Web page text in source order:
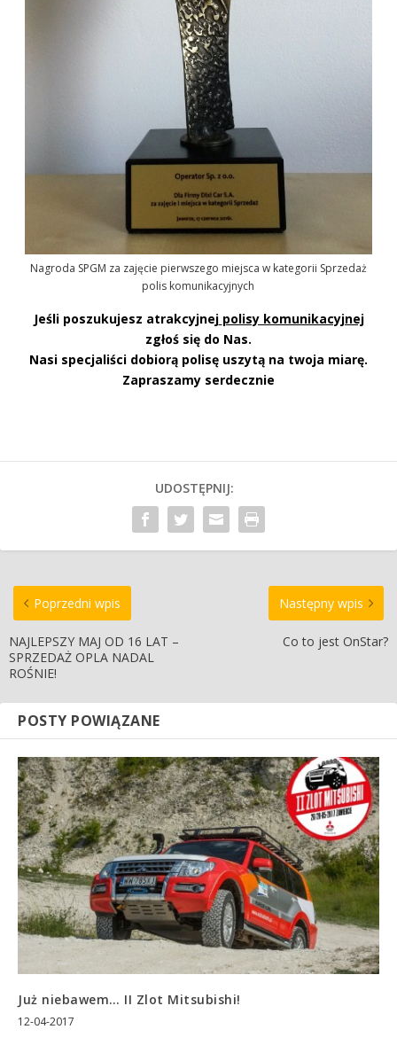
Nagroda SPGM za zajęcie pierwszego miejsca w kategorii Sprzedaż
polis komunikacyjnych
Jeśli poszukujesz atrakcyjnej polisy komunikacyjnej
zgłoś się do Nas.
Nasi specjaliści dobiorą polisę uszytą na twoja miarę.
Zapraszamy serdecznie
UDOSTĘPNIJ:
Poprzedni wpis
NAJLEPSZY MAJ OD 16 LAT –
SPRZEDAŻ OPLA NADAL
ROŚNIE!
Następny wpis
Co to jest OnStar?
POSTY POWIĄZANE
Już niebawem… II Zlot Mitsubishi!
12-04-2017